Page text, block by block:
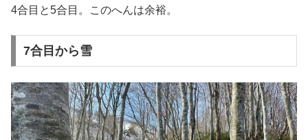
4合目と5合目。このへんは余裕。
7合目から雪